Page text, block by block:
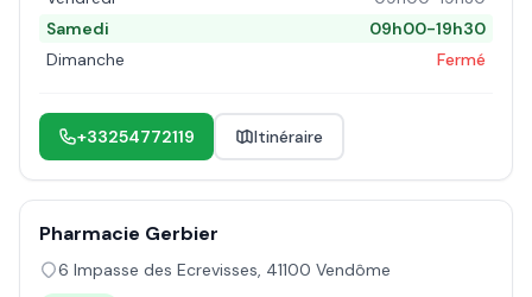
Samedi
09h00-19h30
Dimanche
Fermé
+33254772119 Itinéraire
Pharmacie Gerbier
6 Impasse des Ecrevisses, 41100 Vendôme